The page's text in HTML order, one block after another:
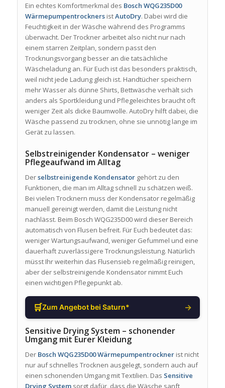
Ein echtes Komfortmerkmal des Bosch WQG235D00
WärmepumpentrocknersistAutoDry. Dabei wird die
Feuchtigkeit in der Wäsche während des Programms
überwacht. Der Trockner arbeitet also nicht nur nach
einem starren Zeitplan, sondern passt den
Trocknungsvorgang besser an die tatsächliche
Wäscheladung an. Für Euch ist das besonders praktisch,
weil nicht jede Ladung gleich ist. Handtücher speichern
mehr Wasser als dünne Shirts, Bettwäsche verhält sich
anders als Sportkleidung und Pflegeleichtes braucht oft
weniger Zeit als dicke Baumwolle. AutoDry hilft dabei, die
Wäsche passend zu trocknen, ohne sie unnötig lange im
Gerät zu lassen.
Selbstreinigender Kondensator – weniger
Pflegeaufwand im Alltag
Derselbstreinigende Kondensatorgehört zu den
Funktionen, die man im Alltag schnell zu schätzen weiß.
Bei vielen Trocknern muss der Kondensator regelmäßig
manuell gereinigt werden, damit die Leistung nicht
nachlässt. Beim Bosch WQG235D00 wird dieser Bereich
automatisch von Flusen befreit. Für Euch bedeutet das:
weniger Wartungsaufwand, weniger Gefummel und eine
dauerhaft zuverlässigere Trocknungsleistung. Natürlich
müsst Ihr weiterhin das Flusensieb regelmäßig reinigen,
aber der selbstreinigende Kondensator nimmt Euch
einen wichtigen Pflegepunkt ab.
🛒Zum Angebot bei Saturn* →
Sensitive Drying System – schonender
Umgang mit Eurer Kleidung
Der Bosch WQG235D00 Wärmepumpentrocknerist nicht
nur auf schnelles Trocknen ausgelegt, sondern auch auf
einen schonenden Umgang mit Textilien. Das Sensitive
Drying Systemsorgt dafür, dass die Wäsche sanft